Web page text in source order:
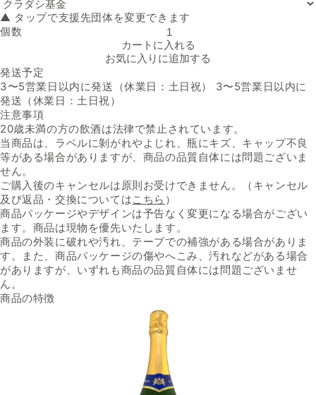
▲ タップで支援先団体を変更できます
個数フランス産 白泡「アラン・トーマス・ヴァン・ムスー・ブリュット」
カートに入れる
お気に入りに追加する
発送予定
3〜5営業日以内に発送（休業日：土日祝） 3〜5営業日以内に
発送（休業日：土日祝）
注意事項
20歳未満の方の飲酒は法律で禁止されています。
当商品は、ラベルに剝がれやよじれ、瓶にキズ、キャップ不良
等がある場合がありますが、商品の品質自体には問題ございま
せん。
ご購入後のキャンセルは原則お受けできません。（キャンセル
及び返品・交換についてはこちら ）
商品パッケージやデザインは予告なく変更になる場合がござい
ます。商品は現物を優先いたします。
商品の外装に破れや汚れ、テープでの補強がある場合がありま
す。また、商品パッケージの傷やへこみ、汚れなどがある場合
がありますが、いずれも商品の品質自体には問題ございませ
ん。
商品の特徴